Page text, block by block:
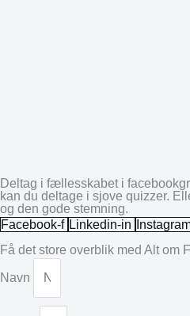
Deltag i fællesskabet i
kan du deltage i sjove quizzer.
og den gode stemning.
Facebook-f Linkedin-in
Få det store overblik med Alt om
Navn